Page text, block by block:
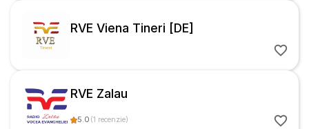
RVE Viena Tineri [DE]
RVE Zalau
5.0 (1 recenzie)